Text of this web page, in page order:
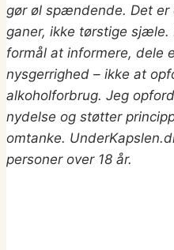
gør øl spændende. Det er
ganer, ikke tørstige
formål at informere, dele
nysgerrighed – ikke at
alkoholforbrug. Jeg
nydelse og støtter
omtanke.
personer over 18 år.